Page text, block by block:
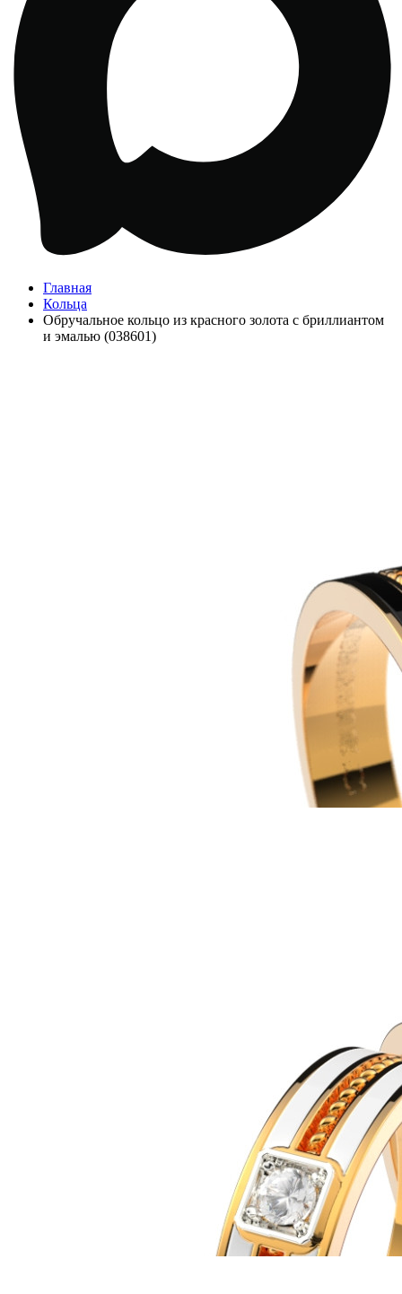
Главная
Кольца
Обручальное кольцо из красного золота с бриллиантом
и эмалью (038601)